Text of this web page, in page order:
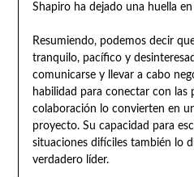
Shapiro ha dejado una huella
Resumiendo, podemos decir
tranquilo, pacífico y
comunicarse y llevar a cabo
habilidad para conectar con las
colaboración lo convierten en
proyecto. Su capacidad para
situaciones difíciles también lo
verdadero líder.